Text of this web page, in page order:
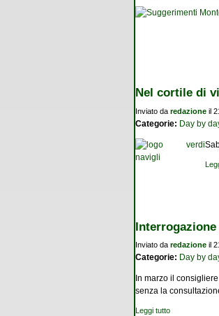
Nel cortile di
Inviato da redazione il
Categorie: Day by
Inviato da redazione il
Categorie: Day by
In marzo il
senza la
Leggi tutto